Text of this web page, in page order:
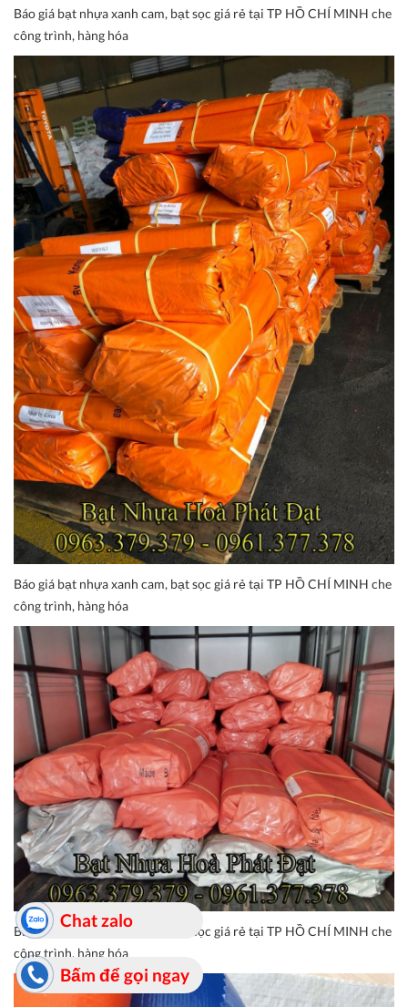
Báo giá bạt nhựa xanh cam, bạt sọc giá rẻ tại TP HỒ CHÍ MINH che
công trình, hàng hóa
Báo giá bạt nhựa xanh cam, bạt sọc giá rẻ tại TP HỒ CHÍ MINH che
công trình, hàng hóa
Báo giá bạt nhựa xanh cam, bạt sọc giá rẻ tại TP HỒ CHÍ MINH che
công trình, hàng hóa
Bấm để gọi ngay
Chat zalo